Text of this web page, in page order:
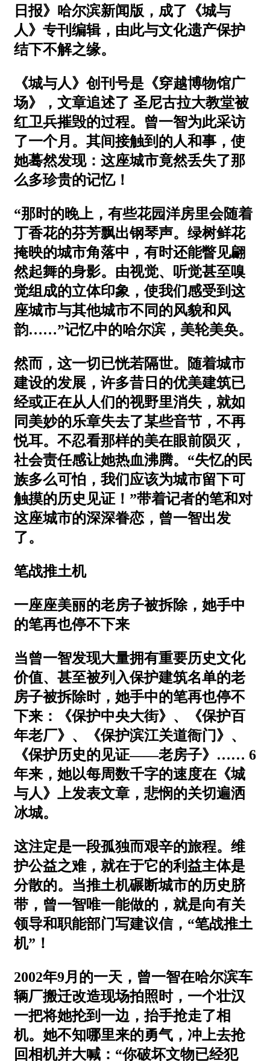
日报》哈尔滨新闻版，成了《城与
人》专刊编辑，由此与文化遗产保护
结下不解之缘。
《城与人》创刊号是《穿越博物馆广
场》，文章追述了 圣尼古拉大教堂被
红卫兵摧毁的过程。曾一智为此采访
了一个月。其间接触到的人和事，使
她蓦然发现：这座城市竟然丢失了那
么多珍贵的记忆！
“那时的晚上，有些花园洋房里会随着
丁香花的芬芳飘出钢琴声。绿树鲜花
掩映的城市角落中，有时还能瞥见翩
然起舞的身影。由视觉、听觉甚至嗅
觉组成的立体印象，使我们感受到这
座城市与其他城市不同的风貌和风
韵……”记忆中的哈尔滨，美轮美奂。
然而，这一切已恍若隔世。随着城市
建设的发展，许多昔日的优美建筑已
经或正在从人们的视野里消失，就如
同美妙的乐章失去了某些音节，不再
悦耳。不忍看那样的美在眼前陨灭，
社会责任感让她热血沸腾。“失忆的民
族多么可怕，我们应该为城市留下可
触摸的历史见证！”带着记者的笔和对
这座城市的深深眷恋，曾一智出发
了。
笔战推土机
一座座美丽的老房子被拆除，她手中
的笔再也停不下来
当曾一智发现大量拥有重要历史文化
价值、甚至被列入保护建筑名单的老
房子被拆除时，她手中的笔再也停不
下来：《保护中央大街》、《保护百
年老厂》、《保护滨江关道衙门》、
《保护历史的见证——老房子》…… 6
年来，她以每周数千字的速度在《城
与人》上发表文章，悲悯的关切遍洒
冰城。
这注定是一段孤独而艰辛的旅程。维
护公益之难，就在于它的利益主体是
分散的。当推土机碾断城市的历史脐
带，曾一智唯一能做的，就是向有关
领导和职能部门写建议信，“笔战推土
机”！
2002年9月的一天，曾一智在哈尔滨车
辆厂搬迁改造现场拍照时，一个壮汉
一把将她抡到一边，抬手抢走了相
机。她不知哪里来的勇气，冲上去抢
回相机并大喊：“你破坏文物已经犯